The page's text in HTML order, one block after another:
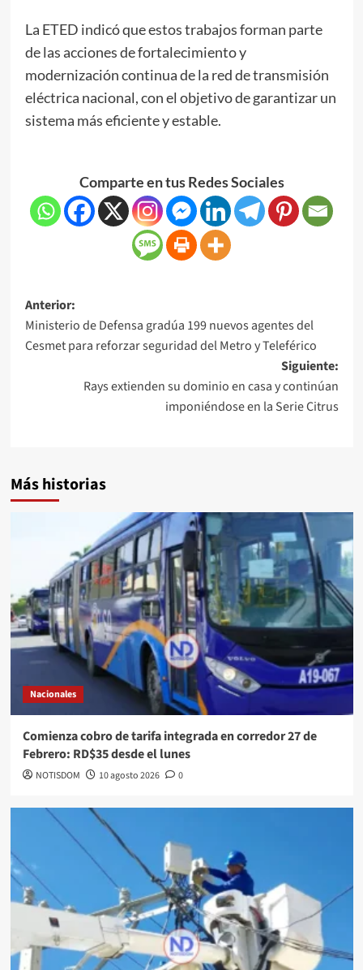
La ETED indicó que estos trabajos forman parte
de las acciones de fortalecimiento y
modernización continua de la red de transmisión
eléctrica nacional, con el objetivo de garantizar un
sistema más eficiente y estable.
Comparte en tus Redes Sociales
Anterior:
Ministerio de Defensa gradúa 199 nuevos agentes del
Cesmet para reforzar seguridad del Metro y Teleférico
Siguiente:
Rays extienden su dominio en casa y continúan
imponiéndose en la Serie Citrus
Más historias
Nacionales
Comienza cobro de tarifa integrada en corredor 27 de
Febrero: RD$35 desde el lunes
NOTISDOM 10 agosto 2026 0